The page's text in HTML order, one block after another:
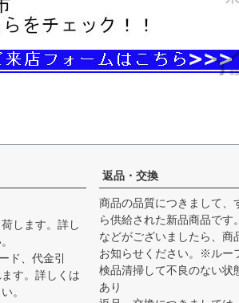
します。詳し
ド、代金引
す。詳しくは
。
返品・交換
商品の品質につきまして、
ら供給された新品商品です
などがございましたら、商
お知らせください。※ルー
検品清掃して不良のない状
あり